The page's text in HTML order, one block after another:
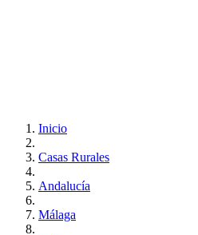
Inicio
Casas Rurales
Andalucía
Málaga